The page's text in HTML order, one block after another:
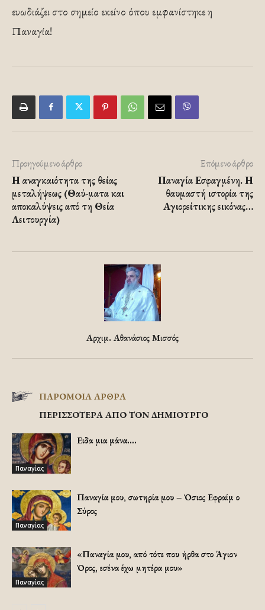
ευωδιάζει στο σημείο εκείνο όπου εμφανίστηκε η
Παναγία!
Προηγούμενο άρθρο
Η αναγκαιότητα της θείας
μεταλήψεως (Θαύ-ματα και
αποκαλύψεις από τη Θεία
Λειτουργία)
Επόμενο άρθρο
Παναγία Εσφαγμένη. Η
θαυμαστή ιστορία της
Αγιορείτικης εικόνας…
Αρχιμ. Αθανάσιος Μισσός
ΠΑΡΟΜΟΙΑ ΑΡΘΡΑ
ΠΕΡΙΣΣΟΤΕΡΑ ΑΠΟ ΤΟΝ ΔΗΜΙΟΥΡΓΟ
Παναγίας
Ειδα μια μάνα….
Παναγίας
Παναγία μου, σωτηρία μου – Όσιος Εφραίμ ο
Σύρος
Παναγίας
«Παναγία μου, από τότε που ήρθα στο Άγιον
Όρος, εσένα έχω μητέρα μου»